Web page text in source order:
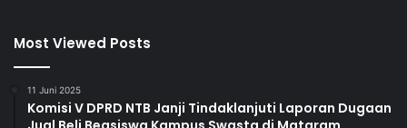
Most Viewed Posts
11 Juni 2025
Komisi V DPRD NTB Janji Tindaklanjuti Laporan Dugaan